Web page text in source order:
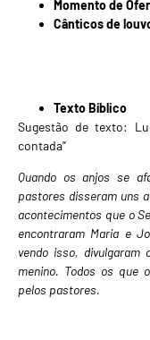
Momento de
Cânticos de
Texto Bíblico
Sugestão de texto:
contada”
Quando os anjos se
pastores disseram uns
acontecimentos que o
encontraram Maria e
vendo isso,
menino. Todos os que
pelos pastores.